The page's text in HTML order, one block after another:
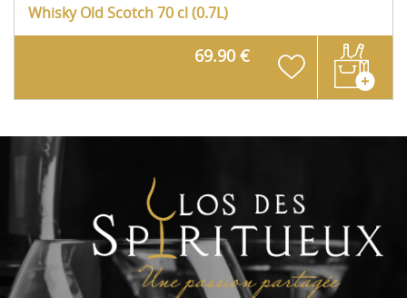
Whisky Old Scotch70 cl (0.7L)
69.90 €